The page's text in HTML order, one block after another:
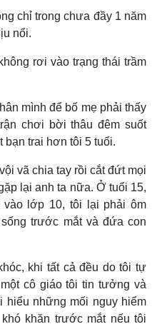
chỉ trong chưa đầy 1 năm
nổi.
rơi vào trạng thái trầm
mình để bố mẹ phải thấy
chơi bời thâu đêm suốt
bạn trai hơn tôi 5 tuổi.
vã chia tay rồi cắt đứt mọi
lại anh ta nữa. Ở tuổi 15,
lớp 10, tôi lại phải ôm
trước mắt và đứa con
khi tất cả đều do tôi tự
cô giáo tôi tin tưởng và
hiểu những mối nguy hiểm
khăn trước mắt nếu tôi